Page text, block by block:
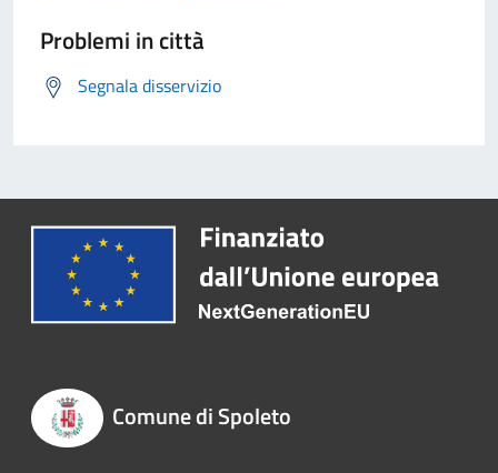
Problemi in città
Segnala disservizio
Comune di Spoleto